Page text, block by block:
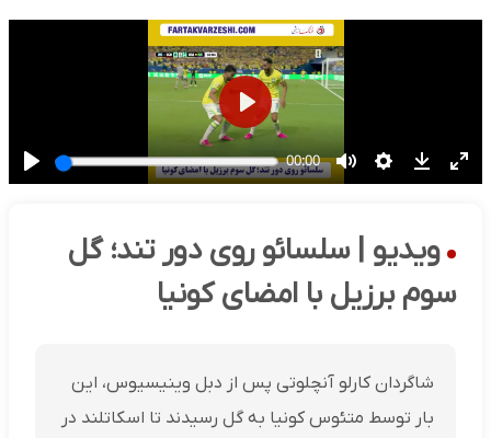
ویدیو | سلسائو روی دور تند؛ گل
سوم برزیل با امضای کونیا
شاگردان کارلو آنچلوتی پس از دبل وینیسیوس، این
بار توسط متئوس کونیا به گل رسیدند تا اسکاتلند در